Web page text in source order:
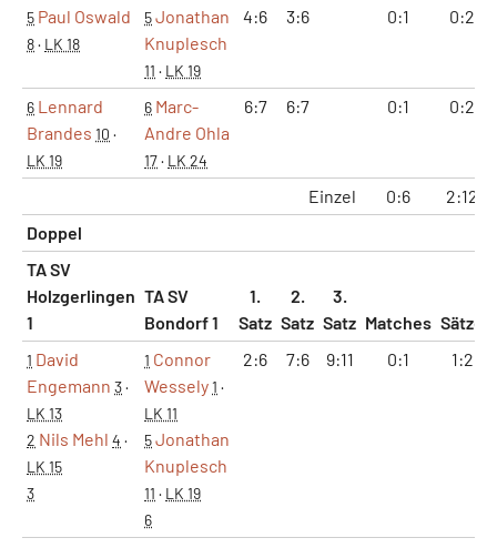
5 Paul Oswald
8· LK 18
5Jonathan
Knuplesch
11 · LK 19
4:6 3:6 0:1 0:2
6 Lennard
Brandes 10 ·
LK 19
6 Marc-
Andre Ohla
17· LK 24
6:7 6:7 0:1 0:2
Einzel 0:6
2:12
Doppel
TA SV
Holzgerlingen
1
TA SV
Bondorf 1
1.
Satz
2.
Satz
3.
Satz Matches Sätze
1 David
Engemann 3·
LK 13
2 Nils Mehl 4 ·
LK 15
3
1 Connor
Wessely1 ·
LK 11
5Jonathan
Knuplesch
11 · LK 19
6
2:6 7:6 9:11 0:1 1:2